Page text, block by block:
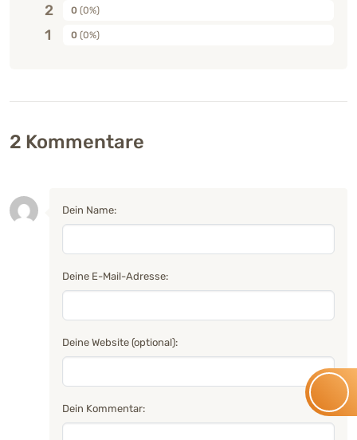
2 0 (0%)
1 0 (0%)
2 Kommentare
Dein Name:
Deine E-Mail-Adresse:
Deine Website (optional):
Dein Kommentar: